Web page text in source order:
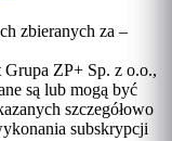
zbieranych za –
Grupa ZP+ Sp. z o.o.,
są lub mogą być
szczegółowo
subskrypcji